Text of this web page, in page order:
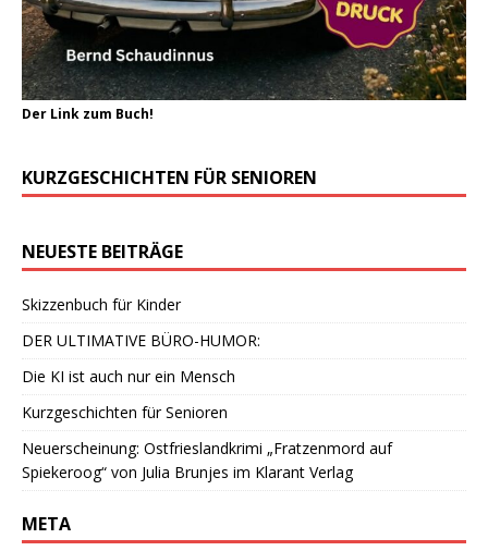
Der Link zum Buch!
KURZGESCHICHTEN FÜR SENIOREN
NEUESTE BEITRÄGE
Skizzenbuch für Kinder
DER ULTIMATIVE BÜRO-HUMOR:
Die KI ist auch nur ein Mensch
Kurzgeschichten für Senioren
Neuerscheinung: Ostfrieslandkrimi „Fratzenmord auf
Spiekeroog“ von Julia Brunjes im Klarant Verlag
META